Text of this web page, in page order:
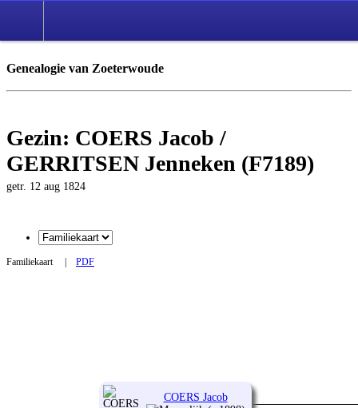
Genealogie van Zoeterwoude
Gezin: COERS Jacob /
GERRITSEN Jenneken (F7189)
getr. 12 aug 1824
Familiekaart | PDF
COERS Jacob